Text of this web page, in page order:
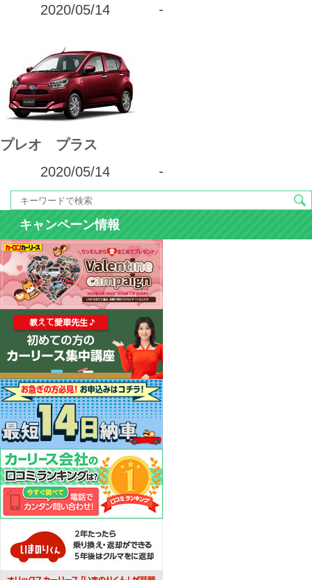
2020/05/14
-
プレオ プラス
2020/05/14
-
キャンペーン情報